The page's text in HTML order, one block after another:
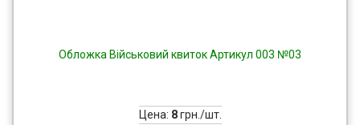
Обложка Військовий квиток Артикул 003 №03
Цена: 8грн./шт.